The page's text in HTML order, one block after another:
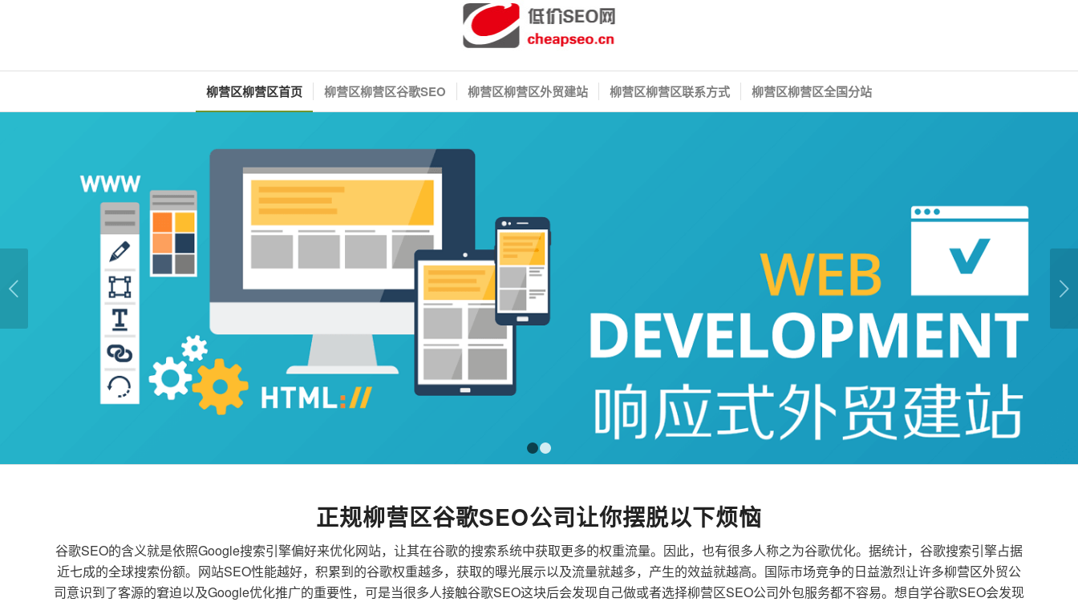
柳营区柳营区首页 柳营区柳营区谷歌SEO 柳营区柳营区外贸建站 柳营区柳营区联系方式 柳营区柳营区全国分站
下一页
正规柳营区谷歌SEO公司让你摆脱以下烦恼
谷歌SEO的含义就是依照Google搜索引擎偏好来优化网站，让其在谷歌的搜索系统中获取更多的权重流量。因此，也有很多人称之为谷歌优化。据统计，谷歌搜索引擎占据
近七成的全球搜索份额。网站SEO性能越好，积累到的谷歌权重越多，获取的曝光展示以及流量就越多，产生的效益就越高。国际市场竞争的日益激烈让许多柳营区外贸公
司意识到了客源的窘迫以及Google优化推广的重要性，可是当很多人接触谷歌SEO这块后会发现自己做或者选择柳营区SEO公司外包服务都不容易。想自学谷歌SEO会发现